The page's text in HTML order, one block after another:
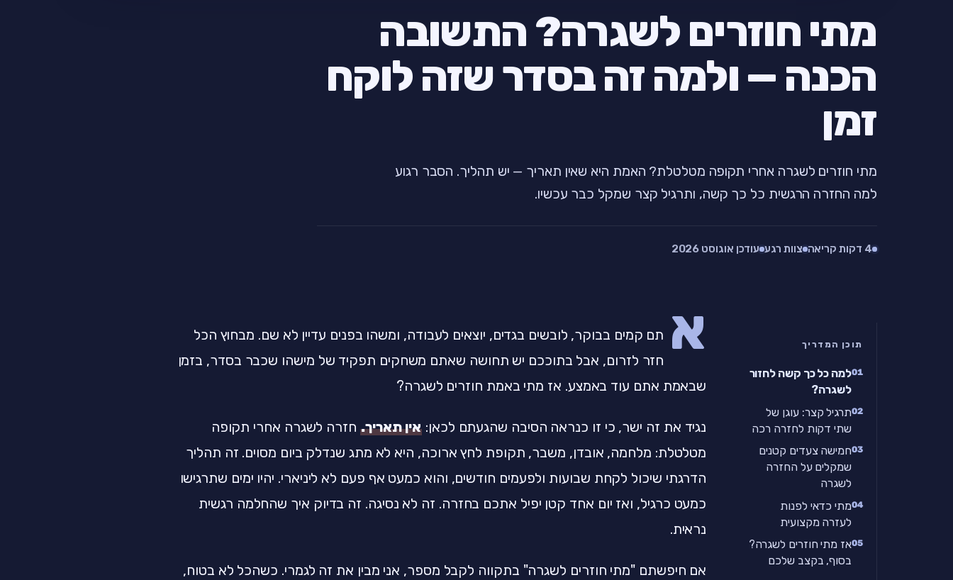
מתי חוזרים לשגרה? התשובה
הכנה — ולמה זה בסדר שזה לוקח
זמן
מתי חוזרים לשגרה אחרי תקופה מטלטלת? האמת היא שאין תאריך — יש תהליך. הסבר רגוע
למה החזרה הרגשית כל כך קשה, ותרגיל קצר שמקל כבר עכשיו.
4 דקות קריאה צוות רגע עודכן אוגוסט 2026
תוכן המדריך
למה כל כך קשה לחזור
לשגרה?
תרגיל קצר: עוגן של
שתי דקות לחזרה רכה
חמישה צעדים קטנים
שמקלים על החזרה
לשגרה
מתי כדאי לפנות
לעזרה מקצועית
אז מתי חוזרים לשגרה?
בסוף, בקצב שלכם
א תם קמים בבוקר, לובשים בגדים, יוצאים לעבודה, ומשהו בפנים עדיין לא שם. מבחוץ הכל
חזר לזרום, אבל בתוככם יש תחושה שאתם משחקים תפקיד של מישהו שכבר בסדר, בזמן
שבאמת אתם עוד באמצע. אז מתי באמת חוזרים לשגרה?
נגיד את זה ישר, כי זו כנראה הסיבה שהגעתם לכאן: אין תאריך. חזרה לשגרה אחרי תקופה
מטלטלת: מלחמה, אובדן, משבר, תקופת לחץ ארוכה, היא לא מתג שנדלק ביום מסוים. זה תהליך
הדרגתי שיכול לקחת שבועות ולפעמים חודשים, והוא כמעט אף פעם לא ליניארי. יהיו ימים שתרגישו
כמעט כרגיל, ואז יום אחד קטן יפיל אתכם בחזרה. זה לא נסיגה. זה בדיוק איך שהחלמה רגשית
נראית.
אם חיפשתם "מתי חוזרים לשגרה" בתקווה לקבל מספר, אני מבין את זה לגמרי. כשהכל לא בטוח,